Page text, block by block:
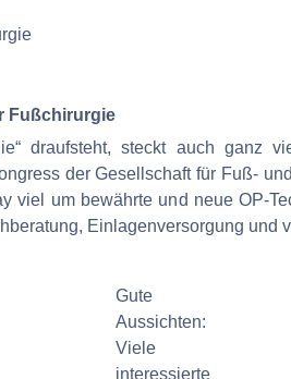
Fußchirurgie
draufsteht, steckt auch ganz
der Gesellschaft für Fuß-
viel um bewährte und neue OP-
Einlagenversorgung und
Gute
Aussichten:
Viele
interessierte